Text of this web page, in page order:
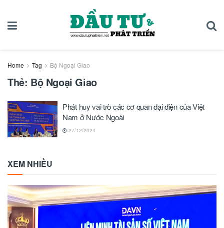
Home Tag Bộ Ngoại Giao
Thẻ: Bộ Ngoại Giao
Phát huy vai trò các cơ quan đại diện của Việt
Nam ở Nước Ngoài
27/12/2024
XEM NHIỀU